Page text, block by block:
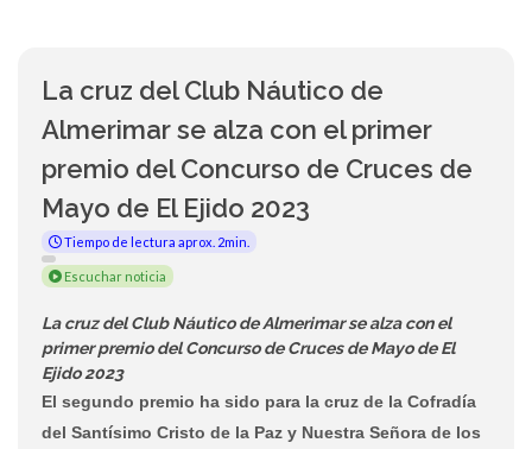
La cruz del Club Náutico de
Almerimar se alza con el primer
premio del Concurso de Cruces de
Mayo de El Ejido 2023
Tiempo de lectura aprox. 2min.
Escuchar noticia
La cruz del Club Náutico de Almerimar se alza con el
primer premio del Concurso de Cruces de Mayo de El
Ejido 2023
El segundo premio ha sido para la cruz de la Cofradía
del Santísimo Cristo de la Paz y Nuestra Señora de los